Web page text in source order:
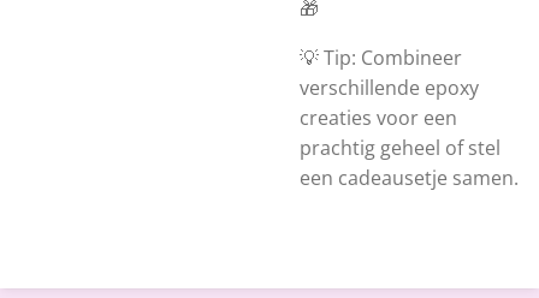
🎁
💡 Tip: Combineer
verschillende epoxy
creaties voor een
prachtig geheel of stel
een cadeausetje samen.